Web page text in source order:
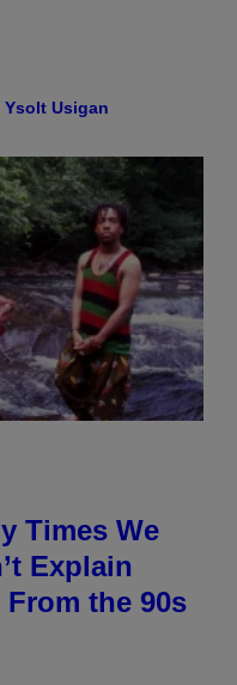
Ysolt Usigan
Times We
Explain
the 90s